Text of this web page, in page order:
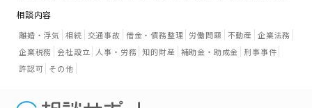
相談内容
離婚・浮気 相続 交通事故 借金・債務整理 労働問題 不動産 企業法務
企業税務 会社設立 人事・労務 知的財産 補助金・助成金 刑事事件
許認可 その他